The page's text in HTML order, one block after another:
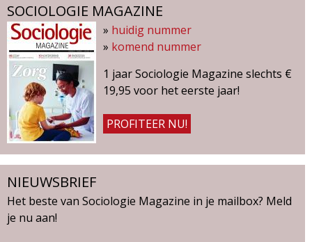
SOCIOLOGIE MAGAZINE
» huidig nummer
» komend nummer
1 jaar Sociologie Magazine slechts €
19,95 voor het eerste jaar!
PROFITEER NU!
NIEUWSBRIEF
Het beste van Sociologie Magazine in je mailbox? Meld
je nu aan!